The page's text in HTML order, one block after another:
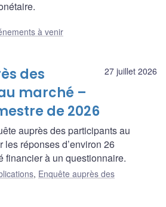
à venir
27 juillet 2026
des
marché –
de 2026
auprès des participants au
les réponses d’environ 26
financier à un questionnaire.
, Enquête auprès des